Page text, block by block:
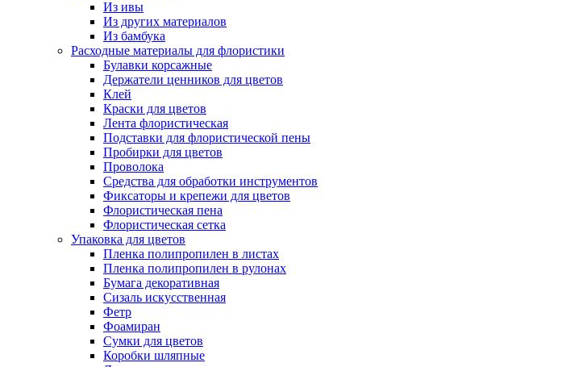
Из ивы
Из других материалов
Из бамбука
Расходные материалы для флористики
Булавки корсажные
Держатели ценников для цветов
Клей
Краски для цветов
Лента флористическая
Подставки для флористической пены
Пробирки для цветов
Проволока
Средства для обработки инструментов
Фиксаторы и крепежи для цветов
Флористическая пена
Флористическая сетка
Упаковка для цветов
Пленка полипропилен в листах
Пленка полипропилен в рулонах
Бумага декоративная
Сизаль искусственная
Фетр
Фоамиран
Сумки для цветов
Коробки шляпные